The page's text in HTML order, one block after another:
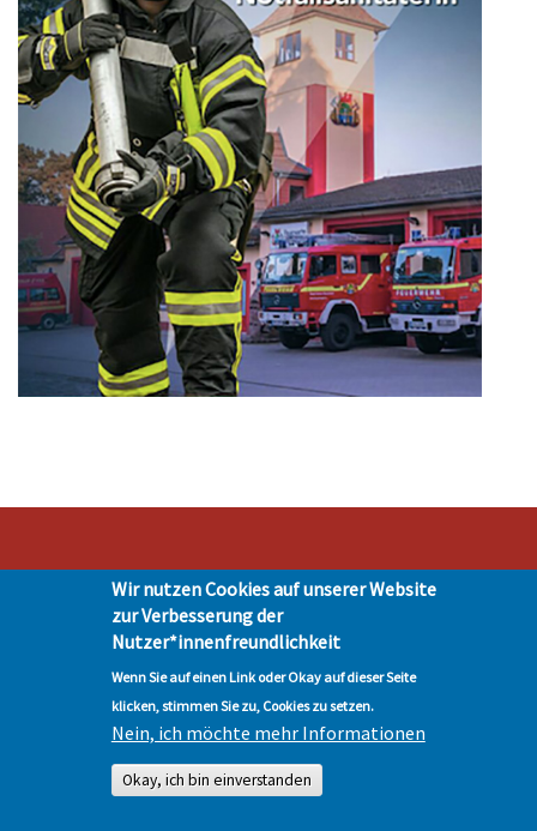
Stadt Hohen Neuendorf • Oranienburger Str. 2 • 16540 Hohen Neuendorf •
Telefon 03303-528-0
Impressum|Presse| Datenschutz| © Hohen-Neuendorf.de, Alle Rechte
vorbehalten - Vervielfältigung nur mit unserer Genehmigung
Wir nutzen Cookies auf unserer Website
zur Verbesserung der
Nutzer*innenfreundlichkeit
Wenn Sie auf einen Link oder Okay auf dieser Seite
klicken, stimmen Sie zu, Cookies zu setzen.
Nein, ich möchte mehr Informationen
Okay, ich bin einverstanden